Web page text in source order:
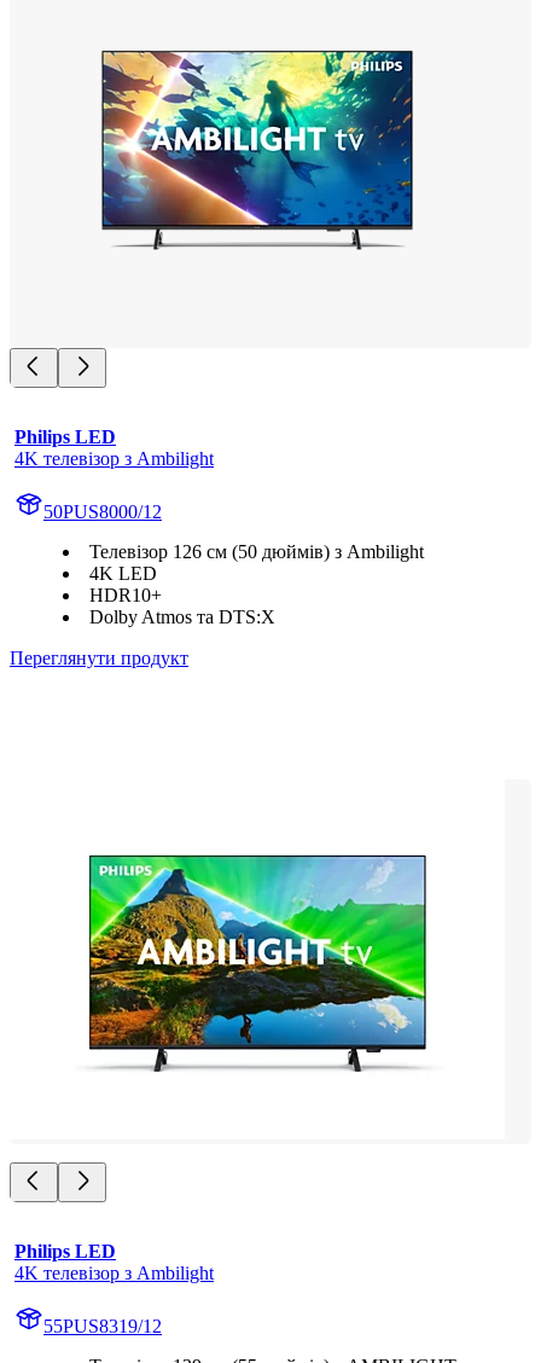
Philips LED
4K телевізор з Ambilight
50PUS8000/12
Телевізор 126 см (50 дюймів) з Ambilight
4K LED
HDR10+
Dolby Atmos та DTS:X
Переглянути продукт
Philips LED
4K телевізор з Ambilight
55PUS8319/12